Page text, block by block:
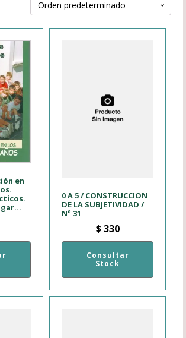
en
0 A 5 / CONSTRUCCION
DE LA SUBJETIVIDAD /
Nº 31
$330
Consultar
Stock